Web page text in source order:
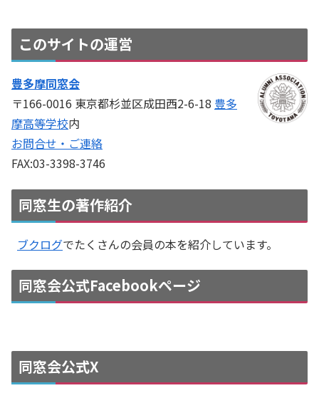
このサイトの運営
豊多摩同窓会
〒166-0016 東京都杉並区成田西2-6-18 豊多
摩高等学校内
お問合せ・ご連絡
FAX:03-3398-3746
同窓生の著作紹介
ブクログでたくさんの会員の本を紹介しています。
同窓会公式Facebookページ
同窓会公式X